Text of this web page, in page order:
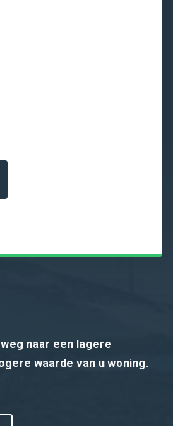
naar een lagere
waarde van u woning.